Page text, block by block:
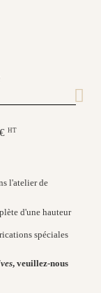
HT
l'atelier de
d'une hauteur
spéciales
, veuillez-nous